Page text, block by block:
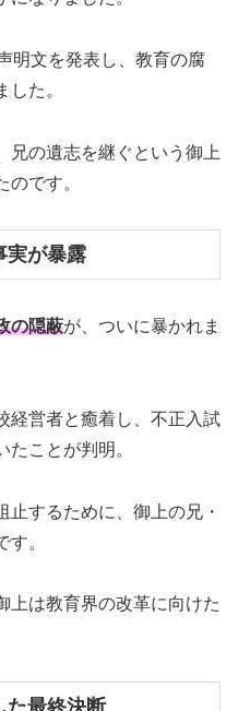
明文を発表し、教育の腐
た。
兄の遺志を継ぐという御上
です。
が暴露
の隠蔽が、ついに暴かれま
経営者と癒着し、不正入試
ことが判明。
止するために、御上の兄・
。
上は教育界の改革に向けた